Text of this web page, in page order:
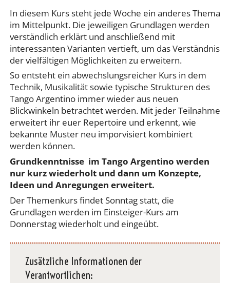
In diesem Kurs steht jede Woche ein anderes Thema
im Mittelpunkt. Die jeweiligen Grundlagen werden
verständlich erklärt und anschließend mit
interessanten Varianten vertieft, um das Verständnis
der vielfältigen Möglichkeiten zu erweitern.
So entsteht ein abwechslungsreicher Kurs in dem
Technik, Musikalität sowie typische Strukturen des
Tango Argentino immer wieder aus neuen
Blickwinkeln betrachtet werden. Mit jeder Teilnahme
erweitert ihr euer Repertoire und erkennt, wie
bekannte Muster neu imporvisiert kombiniert
werden können.
Grundkenntnisse im Tango Argentino werden
nur kurz wiederholt und dann um Konzepte,
Ideen und Anregungen erweitert.
Der Themenkurs findet Sonntag statt, die
Grundlagen werden im Einsteiger-Kurs am
Donnerstag wiederholt und eingeübt.
Zusätzliche Informationen der
Verantwortlichen: